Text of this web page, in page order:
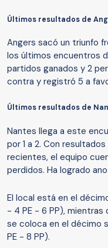
Últimos resultados de
Angers sacó un triunfo
los últimos encuentros
partidos ganados y 2
contra y registró 5 a
Últimos resultados de
Nantes llega a este
por 1 a 2. Con
recientes, el equipo
perdidos. Ha logrado
El local está en el
- 4 PE - 6 PP), mientras
se coloca en el décimo
PE - 8 PP).